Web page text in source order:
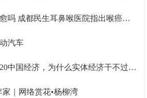
成都民生耳鼻喉医院指出喉癌治愈希望大
汽车
国经济，为什么实体经济干不过虚拟经济？
家｜网络赏花•杨柳湾